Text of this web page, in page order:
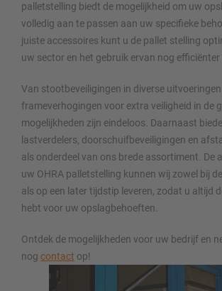
palletstelling biedt de mogelijkheid om uw
volledig aan te passen aan uw specifieke
juiste accessoires kunt u de pallet stelling
uw sector en het gebruik ervan nog efficiënter
Van stootbeveiligingen in diverse
frameverhogingen voor extra veiligheid in de
mogelijkheden zijn eindeloos. Daarnaast
lastverdelers, doorschuifbeveiligingen en
als onderdeel van ons brede assortiment. De
uw OHRA palletstelling kunnen wij zowel bij
als op een later tijdstip leveren, zodat u altijd
hebt voor uw opslagbehoeften.
Ontdek de mogelijkheden voor uw bedrijf en
nog contact op!